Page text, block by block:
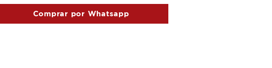
Comprar por Whatsapp